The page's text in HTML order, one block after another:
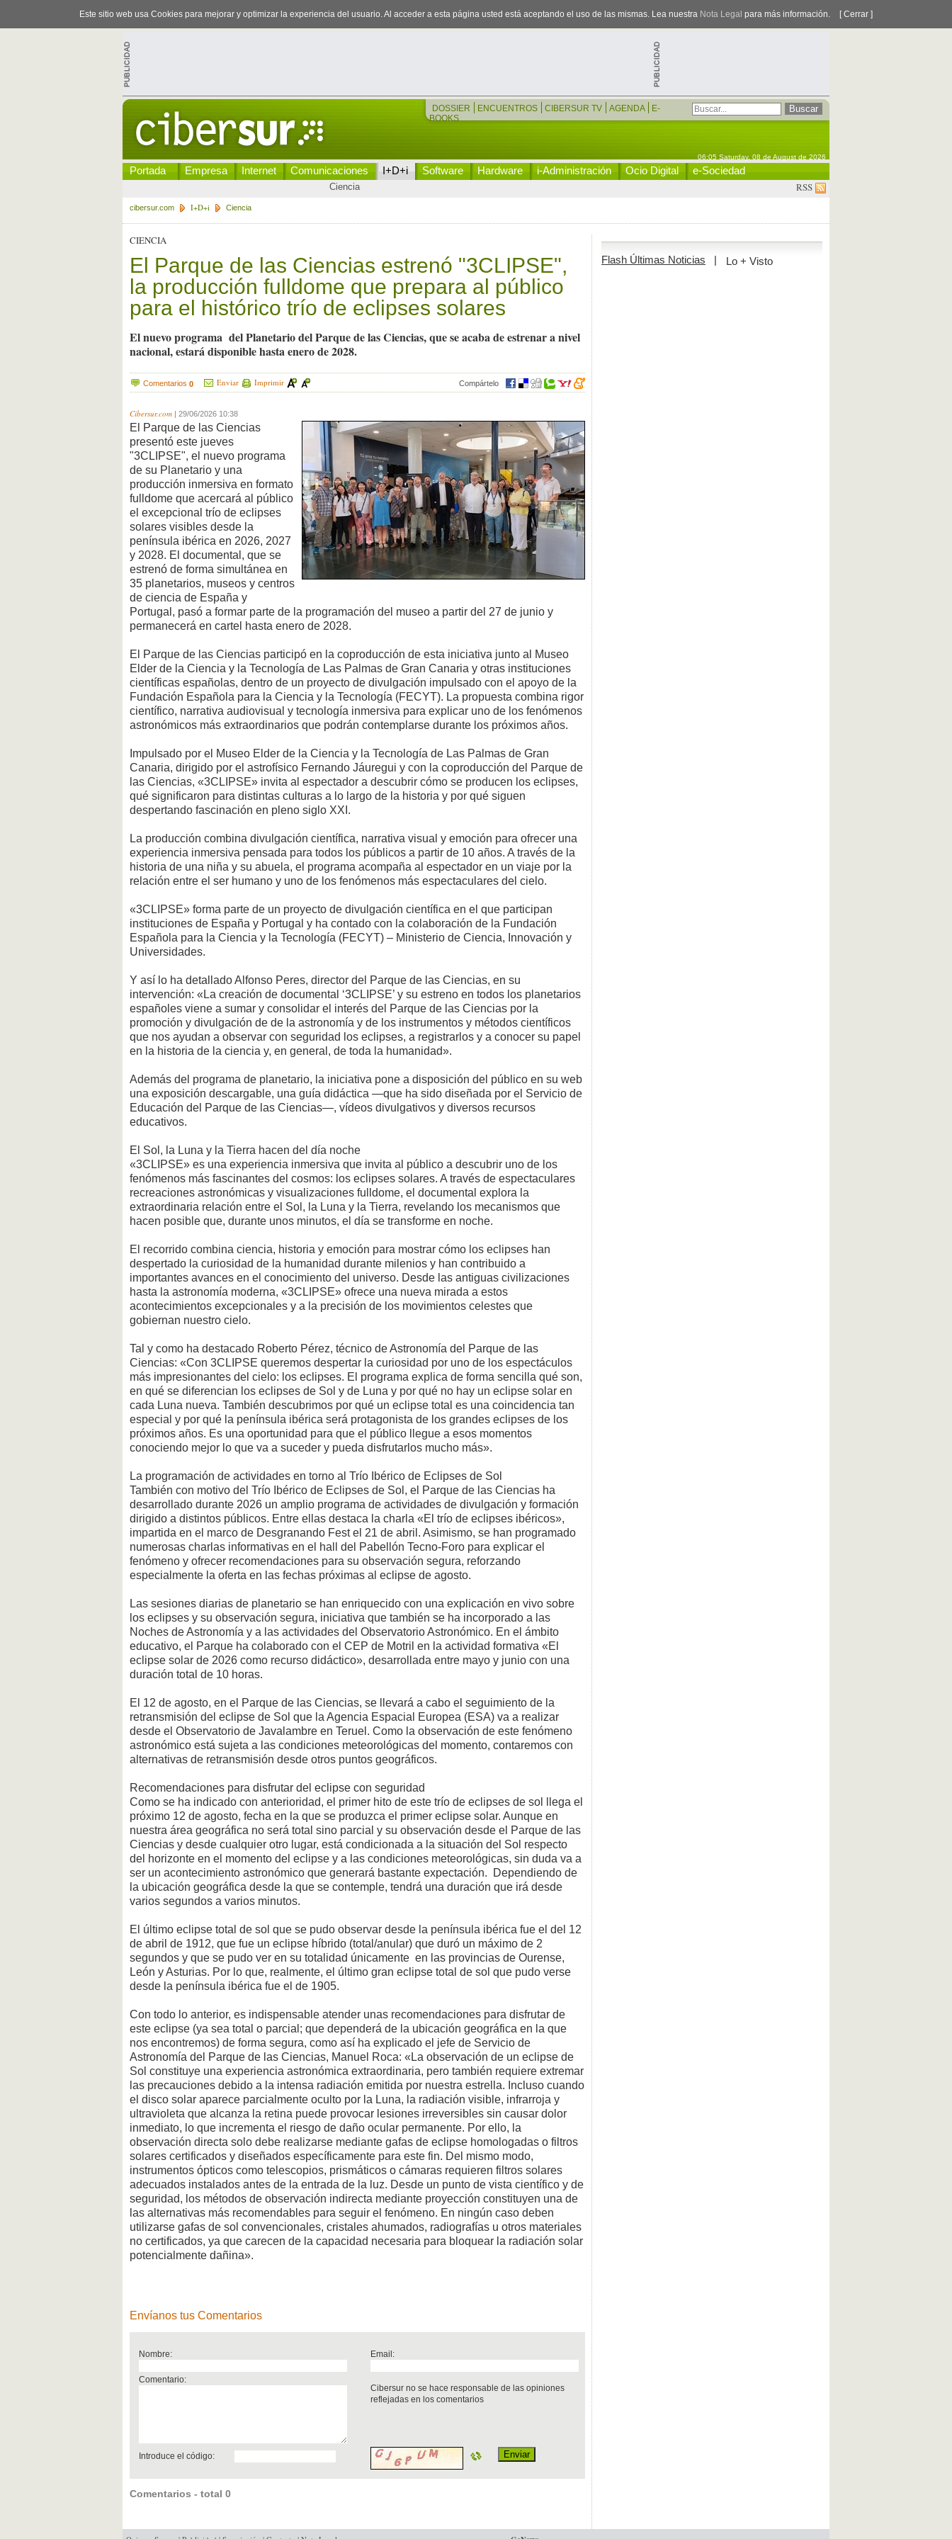
Este sitio web usa Cookies para mejorar y optimizar la experiencia del usuario. Al acceder a esta página usted está aceptando el uso de las mismas. Lea nuestra Nota Legal para más información. [ Cerrar ]
DOSSIER ENCUENTROS CIBERSUR TV AGENDA
E-
BOOKS
06:05 Saturday, 08 de August de 2026
Portada Empresa Internet Comunicaciones I+D+i Software Hardware i-Administración Ocio Digital e-Sociedad
Ciencia RSS
cibersur.com I+D+i Ciencia
CIENCIA
El Parque de las Ciencias estrenó "3CLIPSE",
la producción fulldome que prepara al público
para el histórico trío de eclipses solares
El nuevo programa del Planetario del Parque de las Ciencias, que se acaba de estrenar a nivel
nacional, estará disponible hasta enero de 2028.
Comentarios 0 Enviar Imprimir Compártelo
Cibersur.com 29/06/2026 10:38
El Parque de las Ciencias
presentó este jueves
"3CLIPSE", el nuevo programa
de su Planetario y una
producción inmersiva en formato
fulldome que acercará al público
el excepcional trío de eclipses
solares visibles desde la
península ibérica en 2026, 2027
y 2028. El documental, que se
estrenó de forma simultánea en
35 planetarios, museos y centros
de ciencia de España y
Portugal, pasó a formar parte de la programación del museo a partir del 27 de junio y
permanecerá en cartel hasta enero de 2028.
El Parque de las Ciencias participó en la coproducción de esta iniciativa junto al Museo
Elder de la Ciencia y la Tecnología de Las Palmas de Gran Canaria y otras instituciones
científicas españolas, dentro de un proyecto de divulgación impulsado con el apoyo de la
Fundación Española para la Ciencia y la Tecnología (FECYT). La propuesta combina rigor
científico, narrativa audiovisual y tecnología inmersiva para explicar uno de los fenómenos
astronómicos más extraordinarios que podrán contemplarse durante los próximos años.
Impulsado por el Museo Elder de la Ciencia y la Tecnología de Las Palmas de Gran
Canaria, dirigido por el astrofísico Fernando Jáuregui y con la coproducción del Parque de
las Ciencias, «3CLIPSE» invita al espectador a descubrir cómo se producen los eclipses,
qué significaron para distintas culturas a lo largo de la historia y por qué siguen
despertando fascinación en pleno siglo XXI.
La producción combina divulgación científica, narrativa visual y emoción para ofrecer una
experiencia inmersiva pensada para todos los públicos a partir de 10 años. A través de la
historia de una niña y su abuela, el programa acompaña al espectador en un viaje por la
relación entre el ser humano y uno de los fenómenos más espectaculares del cielo.
«3CLIPSE» forma parte de un proyecto de divulgación científica en el que participan
instituciones de España y Portugal y ha contado con la colaboración de la Fundación
Española para la Ciencia y la Tecnología (FECYT) – Ministerio de Ciencia, Innovación y
Universidades.
Y así lo ha detallado Alfonso Peres, director del Parque de las Ciencias, en su
intervención: «La creación de documental ‘3CLIPSE’ y su estreno en todos los planetarios
españoles viene a sumar y consolidar el interés del Parque de las Ciencias por la
promoción y divulgación de de la astronomía y de los instrumentos y métodos científicos
que nos ayudan a observar con seguridad los eclipses, a registrarlos y a conocer su papel
en la historia de la ciencia y, en general, de toda la humanidad».
Además del programa de planetario, la iniciativa pone a disposición del público en su web
una exposición descargable, una guía didáctica —que ha sido diseñada por el Servicio de
Educación del Parque de las Ciencias—, vídeos divulgativos y diversos recursos
educativos.
El Sol, la Luna y la Tierra hacen del día noche
«3CLIPSE» es una experiencia inmersiva que invita al público a descubrir uno de los
fenómenos más fascinantes del cosmos: los eclipses solares. A través de espectaculares
recreaciones astronómicas y visualizaciones fulldome, el documental explora la
extraordinaria relación entre el Sol, la Luna y la Tierra, revelando los mecanismos que
hacen posible que, durante unos minutos, el día se transforme en noche.
El recorrido combina ciencia, historia y emoción para mostrar cómo los eclipses han
despertado la curiosidad de la humanidad durante milenios y han contribuido a
importantes avances en el conocimiento del universo. Desde las antiguas civilizaciones
hasta la astronomía moderna, «3CLIPSE» ofrece una nueva mirada a estos
acontecimientos excepcionales y a la precisión de los movimientos celestes que
gobiernan nuestro cielo.
Tal y como ha destacado Roberto Pérez, técnico de Astronomía del Parque de las
Ciencias: «Con 3CLIPSE queremos despertar la curiosidad por uno de los espectáculos
más impresionantes del cielo: los eclipses. El programa explica de forma sencilla qué son,
en qué se diferencian los eclipses de Sol y de Luna y por qué no hay un eclipse solar en
cada Luna nueva. También descubrimos por qué un eclipse total es una coincidencia tan
especial y por qué la península ibérica será protagonista de los grandes eclipses de los
próximos años. Es una oportunidad para que el público llegue a esos momentos
conociendo mejor lo que va a suceder y pueda disfrutarlos mucho más».
La programación de actividades en torno al Trío Ibérico de Eclipses de Sol
También con motivo del Trío Ibérico de Eclipses de Sol, el Parque de las Ciencias ha
desarrollado durante 2026 un amplio programa de actividades de divulgación y formación
dirigido a distintos públicos. Entre ellas destaca la charla «El trío de eclipses ibéricos»,
impartida en el marco de Desgranando Fest el 21 de abril. Asimismo, se han programado
numerosas charlas informativas en el hall del Pabellón Tecno-Foro para explicar el
fenómeno y ofrecer recomendaciones para su observación segura, reforzando
especialmente la oferta en las fechas próximas al eclipse de agosto.
Las sesiones diarias de planetario se han enriquecido con una explicación en vivo sobre
los eclipses y su observación segura, iniciativa que también se ha incorporado a las
Noches de Astronomía y a las actividades del Observatorio Astronómico. En el ámbito
educativo, el Parque ha colaborado con el CEP de Motril en la actividad formativa «El
eclipse solar de 2026 como recurso didáctico», desarrollada entre mayo y junio con una
duración total de 10 horas.
El 12 de agosto, en el Parque de las Ciencias, se llevará a cabo el seguimiento de la
retransmisión del eclipse de Sol que la Agencia Espacial Europea (ESA) va a realizar
desde el Observatorio de Javalambre en Teruel. Como la observación de este fenómeno
astronómico está sujeta a las condiciones meteorológicas del momento, contaremos con
alternativas de retransmisión desde otros puntos geográficos.
Recomendaciones para disfrutar del eclipse con seguridad
Como se ha indicado con anterioridad, el primer hito de este trío de eclipses de sol llega el
próximo 12 de agosto, fecha en la que se produzca el primer eclipse solar. Aunque en
nuestra área geográfica no será total sino parcial y su observación desde el Parque de las
Ciencias y desde cualquier otro lugar, está condicionada a la situación del Sol respecto
del horizonte en el momento del eclipse y a las condiciones meteorológicas, sin duda va a
ser un acontecimiento astronómico que generará bastante expectación. Dependiendo de
la ubicación geográfica desde la que se contemple, tendrá una duración que irá desde
varios segundos a varios minutos.
El último eclipse total de sol que se pudo observar desde la península ibérica fue el del 12
de abril de 1912, que fue un eclipse híbrido (total/anular) que duró un máximo de 2
segundos y que se pudo ver en su totalidad únicamente en las provincias de Ourense,
León y Asturias. Por lo que, realmente, el último gran eclipse total de sol que pudo verse
desde la península ibérica fue el de 1905.
Con todo lo anterior, es indispensable atender unas recomendaciones para disfrutar de
este eclipse (ya sea total o parcial; que dependerá de la ubicación geográfica en la que
nos encontremos) de forma segura, como así ha explicado el jefe de Servicio de
Astronomía del Parque de las Ciencias, Manuel Roca: «La observación de un eclipse de
Sol constituye una experiencia astronómica extraordinaria, pero también requiere extremar
las precauciones debido a la intensa radiación emitida por nuestra estrella. Incluso cuando
el disco solar aparece parcialmente oculto por la Luna, la radiación visible, infrarroja y
ultravioleta que alcanza la retina puede provocar lesiones irreversibles sin causar dolor
inmediato, lo que incrementa el riesgo de daño ocular permanente. Por ello, la
observación directa solo debe realizarse mediante gafas de eclipse homologadas o filtros
solares certificados y diseñados específicamente para este fin. Del mismo modo,
instrumentos ópticos como telescopios, prismáticos o cámaras requieren filtros solares
adecuados instalados antes de la entrada de la luz. Desde un punto de vista científico y de
seguridad, los métodos de observación indirecta mediante proyección constituyen una de
las alternativas más recomendables para seguir el fenómeno. En ningún caso deben
utilizarse gafas de sol convencionales, cristales ahumados, radiografías u otros materiales
no certificados, ya que carecen de la capacidad necesaria para bloquear la radiación solar
potencialmente dañina».
Envíanos tus Comentarios
Nombre: Email:
Comentario:
Cibersur no se hace responsable de las opiniones
reflejadas en los comentarios
Introduce el código:
Comentarios - total 0
Flash Últimas Noticias | Lo + Visto